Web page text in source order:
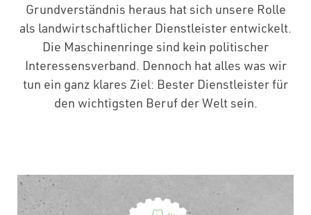
Grundverständnis heraus hat sich unsere Rolle
als landwirtschaftlicher Dienstleister entwickelt.
Die Maschinenringe sind kein politischer
Interessensverband. Dennoch hat alles was wir
tun ein ganz klares Ziel: Bester Dienstleister für
den wichtigsten Beruf der Welt sein.